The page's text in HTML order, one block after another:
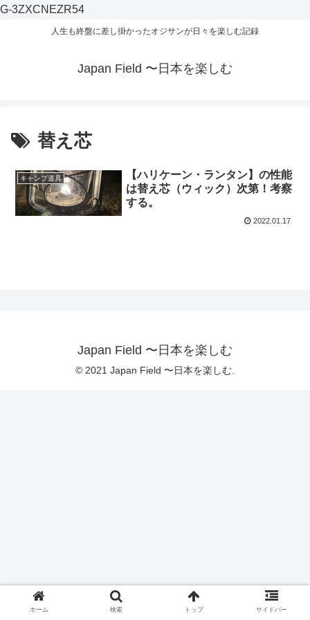
G-3ZXCNEZR54
人生も終盤に差し掛かったオジサンが日々を楽しむ記録
Japan Field 〜日本を楽しむ
替え芯
キャンプ道具
【ハリケーン・ランタン】の性能
は替え芯（ウィック）次第！考察
する。
2022.01.17
Japan Field 〜日本を楽しむ
© 2021 Japan Field 〜日本を楽しむ.
ホーム 検索 トップ サイドバー